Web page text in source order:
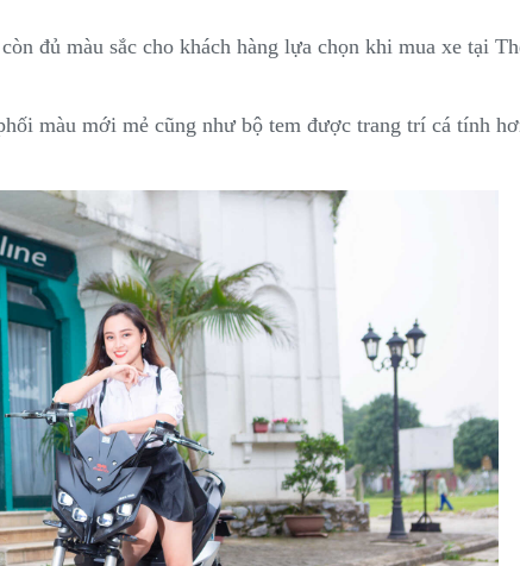
đủ màu sắc cho khách hàng lựa chọn khi mua xe tại
màu mới mẻ cũng như bộ tem được trang trí cá tính